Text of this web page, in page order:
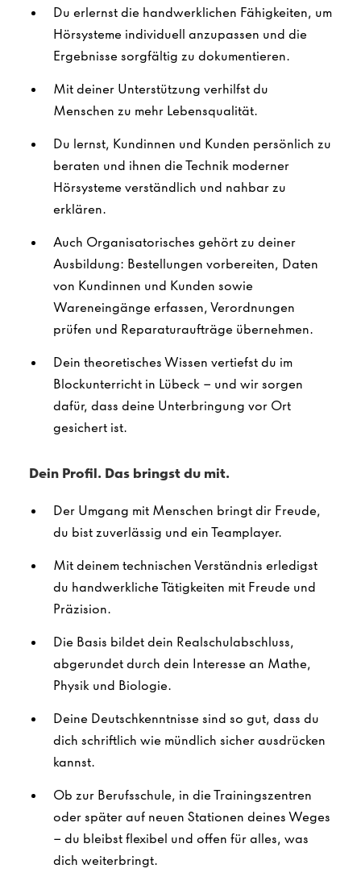
Du erlernst die handwerklichen Fähigkeiten, um
Hörsysteme individuell anzupassen und die
Ergebnisse sorgfältig zu dokumentieren.
Mit deiner Unterstützung verhilfst du
Menschen zu mehr Lebensqualität.
Du lernst, Kundinnen und Kunden persönlich zu
beraten und ihnen die Technik moderner
Hörsysteme verständlich und nahbar zu
erklären.
Auch Organisatorisches gehört zu deiner
Ausbildung: Bestellungen vorbereiten, Daten
von Kundinnen und Kunden sowie
Wareneingänge erfassen, Verordnungen
prüfen und Reparaturaufträge übernehmen.
Dein theoretisches Wissen vertiefst du im
Blockunterricht in Lübeck – und wir sorgen
dafür, dass deine Unterbringung vor Ort
gesichert ist.
Dein Profil. Das bringst du mit.
Der Umgang mit Menschen bringt dir Freude,
du bist zuverlässig und ein Teamplayer.
Mit deinem technischen Verständnis erledigst
du handwerkliche Tätigkeiten mit Freude und
Präzision.
Die Basis bildet dein Realschulabschluss,
abgerundet durch dein Interesse an Mathe,
Physik und Biologie.
Deine Deutschkenntnisse sind so gut, dass du
dich schriftlich wie mündlich sicher ausdrücken
kannst.
Ob zur Berufsschule, in die Trainingszentren
oder später auf neuen Stationen deines Weges
– du bleibst flexibel und offen für alles, was
dich weiterbringt.